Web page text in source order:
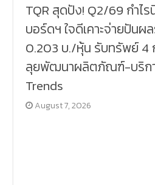
TQR สุดปัง! Q2/69 กำไร
บอร์ดฯ ใจดีเคาะจ่ายปันผ
0.203 บ./หุ้น รับทรัพย์ 4
ลุยพัฒนาผลิตภัณฑ์-บริกา
Trends
August 7, 2026